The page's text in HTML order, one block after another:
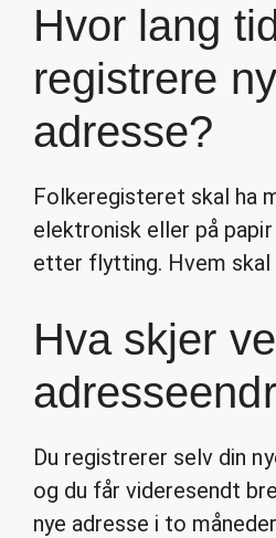
Hvor lang
registrere ny
adresse?
Folkeregisteret skal ha
elektronisk eller på
etter flytting. Hvem skal
Hva skjer
Du registrerer selv din
og du får videresendt
nye adresse i to